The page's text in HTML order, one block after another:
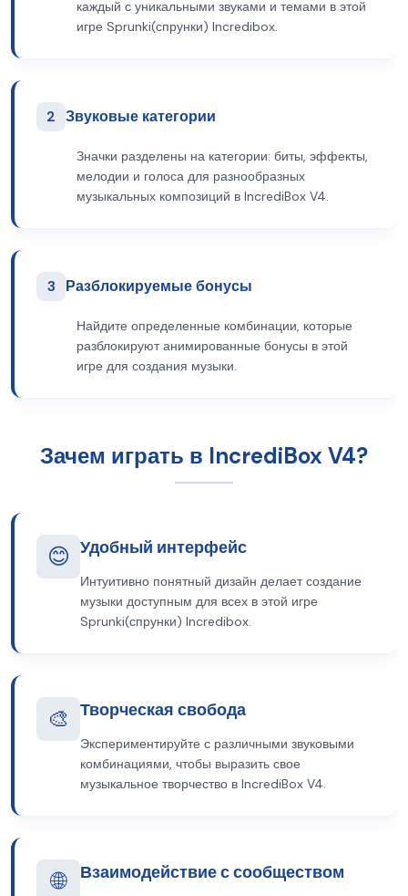
каждый с уникальными звуками и темами в этой
игре Sprunki(спрунки) Incredibox.
2 Звуковые категории
Значки разделены на категории: биты, эффекты,
мелодии и голоса для разнообразных
музыкальных композиций в IncrediBox V4.
3 Разблокируемые бонусы
Найдите определенные комбинации, которые
разблокируют анимированные бонусы в этой
игре для создания музыки.
Зачем играть в IncrediBox V4?
😊 Удобный интерфейс
Интуитивно понятный дизайн делает создание
музыки доступным для всех в этой игре
Sprunki(спрунки) Incredibox.
🎨 Творческая свобода
Экспериментируйте с различными звуковыми
комбинациями, чтобы выразить свое
музыкальное творчество в IncrediBox V4.
🌐 Взаимодействие с сообществом